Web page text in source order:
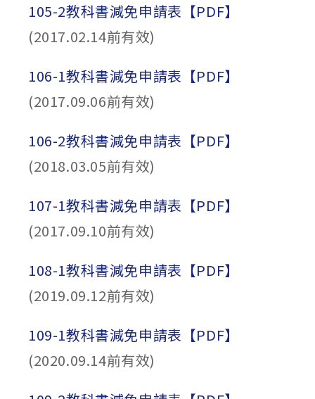
105-2教科書減免申請表【PDF】
(2017.02.14前有效)
106-1教科書減免申請表【PDF】
(2017.09.06前有效)
106-2教科書減免申請表【PDF】
(2018.03.05前有效)
107-1教科書減免申請表【PDF】
(2017.09.10前有效)
108-1教科書減免申請表【PDF】
(2019.09.12前有效)
109-1教科書減免申請表【PDF】
(2020.09.14前有效)